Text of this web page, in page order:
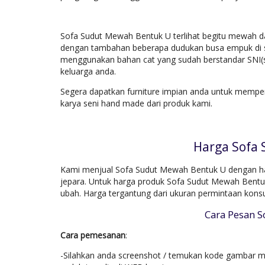
Sofa Sudut Mewah Bentuk U terlihat begitu mewah
dengan tambahan beberapa dudukan busa empuk
menggunakan bahan cat yang sudah berstandar
keluarga anda.
Segera dapatkan furniture impian anda untuk
karya seni hand made dari produk kami.
Harga Sofa
Kami menjual Sofa Sudut Mewah Bentuk U dengan
jepara. Untuk harga produk Sofa Sudut Mewah
ubah. Harga tergantung dari ukuran permintaan
Cara Pesan
Cara pemesanan:
-Silahkan anda screenshot / temukan kode gambar